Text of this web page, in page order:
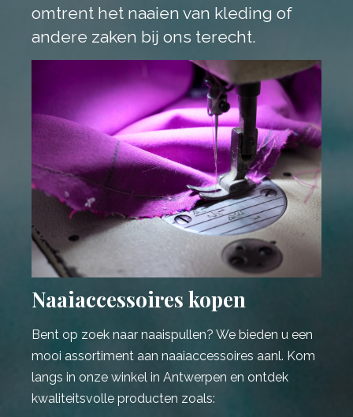
omtrent het naaien van kleding of
andere zaken bij ons terecht.
Naaiaccessoires kopen
Bent op zoek naar naaispullen? We bieden u een
mooi assortiment aan naaiaccessoires aanl. Kom
langs in onze winkel in Antwerpen en ontdek
kwaliteitsvolle producten zoals: